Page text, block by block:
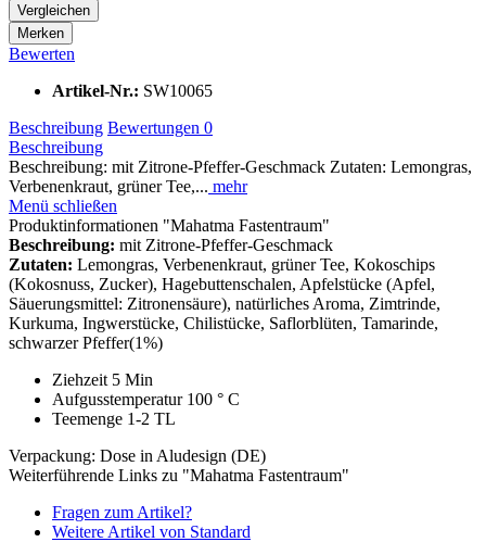
Vergleichen
Merken
Bewerten
Artikel-Nr.: SW10065
Beschreibung Bewertungen 0
Beschreibung
Beschreibung: mit Zitrone-Pfeffer-Geschmack Zutaten: Lemongras,
Verbenenkraut, grüner Tee,... mehr
Menü schließen
Produktinformationen "Mahatma Fastentraum"
Beschreibung: mit Zitrone-Pfeffer-Geschmack
Zutaten: Lemongras, Verbenenkraut, grüner Tee, Kokoschips
(Kokosnuss, Zucker), Hagebuttenschalen, Apfelstücke (Apfel,
Säuerungsmittel: Zitronensäure), natürliches Aroma, Zimtrinde,
Kurkuma, Ingwerstücke, Chilistücke, Saflorblüten, Tamarinde,
schwarzer Pfeffer(1%)
Ziehzeit 5 Min
Aufgusstemperatur 100 ° C
Teemenge 1-2 TL
Verpackung: Dose in Aludesign (DE)
Weiterführende Links zu "Mahatma Fastentraum"
Fragen zum Artikel?
Weitere Artikel von Standard